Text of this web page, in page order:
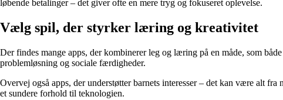
løbende betalinger – det giver ofte en mere tryg og fokuseret oplevelse.
Vælg spil, der styrker læring og kreativitet
Der findes mange apps, der kombinerer leg og læring på en måde, som
problemløsning og sociale færdigheder.
Overvej også apps, der understøtter barnets interesser – det kan være alt
et sundere forhold til teknologien.